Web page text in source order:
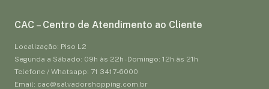
CAC – Centro de Atendimento ao Cliente
Localização: Piso L2
Segunda a Sábado: 09h às 22h - Domingo: 12h às 21h
Telefone / Whatsapp: 71 3417-6000
Email: cac@salvadorshopping.com.br